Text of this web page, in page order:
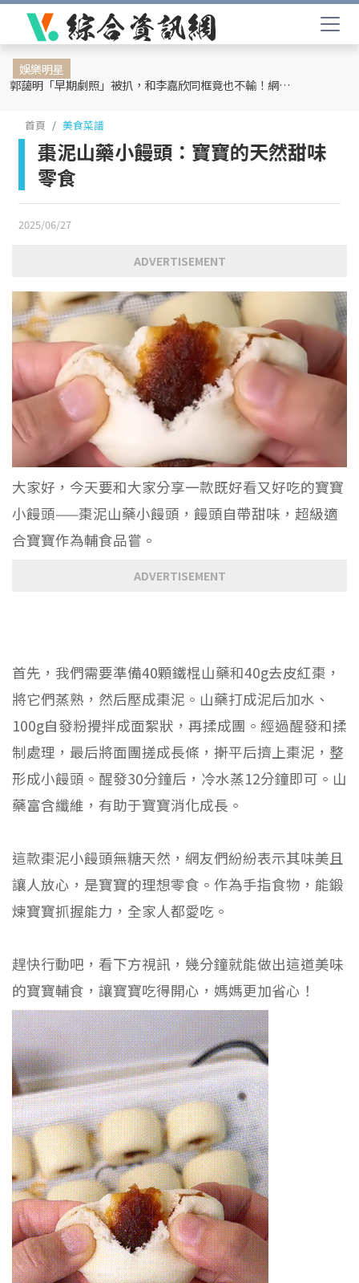
娛樂明星
郭藹明「早期劇照」被扒，和李嘉欣同框竟也不輸！網友：難怪劉青云這麼愛她
首頁 美食菜譜
棗泥山藥小饅頭：寶寶的天然甜味
零食
2025/06/27
ADVERTISEMENT
大家好，今天要和大家分享一款既好看又好吃的寶寶
小饅頭——棗泥山藥小饅頭，饅頭自帶甜味，超級適
合寶寶作為輔食品嘗。
ADVERTISEMENT
首先，我們需要準備40顆鐵棍山藥和40g去皮紅棗，
將它們蒸熟，然后壓成棗泥。山藥打成泥后加水、
100g自發粉攪拌成面絮狀，再揉成團。經過醒發和揉
制處理，最后將面團搓成長條，搟平后擠上棗泥，整
形成小饅頭。醒發30分鐘后，冷水蒸12分鐘即可。山
藥富含纖維，有助于寶寶消化成長。
這款棗泥小饅頭無糖天然，網友們紛紛表示其味美且
讓人放心，是寶寶的理想零食。作為手指食物，能鍛
煉寶寶抓握能力，全家人都愛吃。
趕快行動吧，看下方視訊，幾分鐘就能做出這道美味
的寶寶輔食，讓寶寶吃得開心，媽媽更加省心！